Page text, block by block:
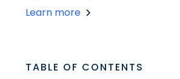
Learn more
TABLE OF CONTENTS